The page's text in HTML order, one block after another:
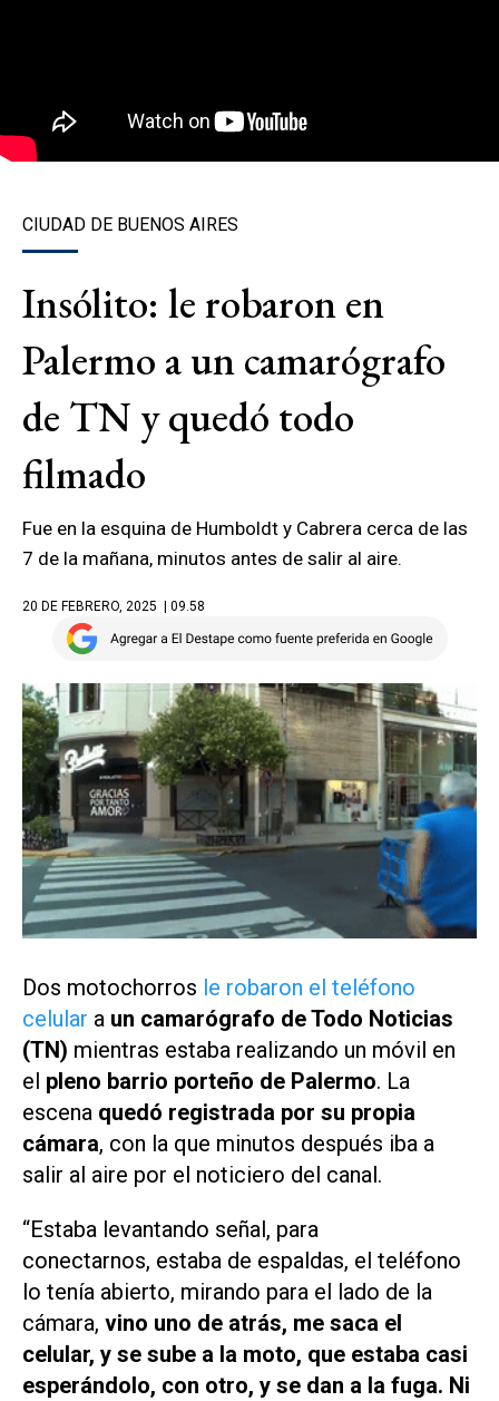
CIUDAD DE BUENOS AIRES
Insólito: le robaron en
Palermo a un camarógrafo
de TN y quedó todo
filmado
Fue en la esquina de Humboldt y Cabrera cerca de las
7 de la mañana, minutos antes de salir al aire.
20 DE FEBRERO, 2025 | 09.58
Dos motochorros le robaron el teléfono
celular a un camarógrafo de Todo Noticias
(TN) mientras estaba realizando un móvil en
el pleno barrio porteño de Palermo. La
escena quedó registrada por su propia
cámara, con la que minutos después iba a
salir al aire por el noticiero del canal.
“Estaba levantando señal, para
conectarnos, estaba de espaldas, el teléfono
lo tenía abierto, mirando para el lado de la
cámara, vino uno de atrás, me saca el
celular, y se sube a la moto, que estaba casi
esperándolo, con otro, y se dan a la fuga. Ni